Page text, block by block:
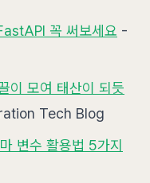
꼭 써보세요 -
이 모여 태산이 되듯
Tech Blog
변수 활용법 5가지